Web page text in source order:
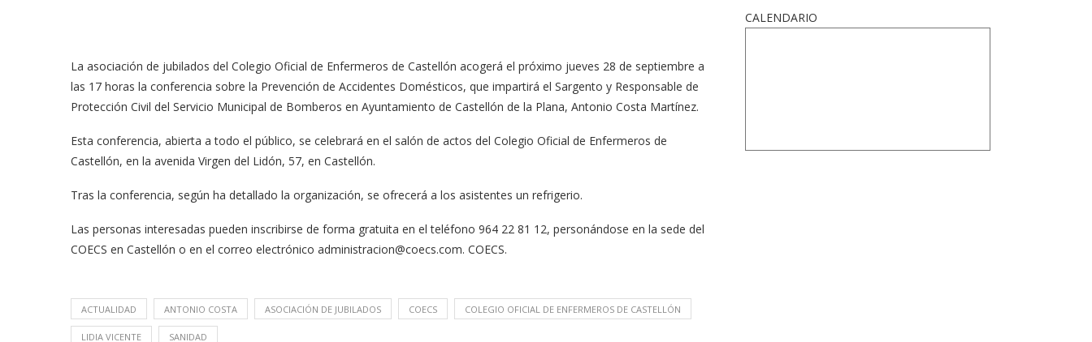
La asociación de jubilados del Colegio Oficial de Enfermeros de Castellón acogerá el próximo jueves 28 de septiembre a
las 17 horas la conferencia sobre la Prevención de Accidentes Domésticos, que impartirá el Sargento y Responsable de
Protección Civil del Servicio Municipal de Bomberos en Ayuntamiento de Castellón de la Plana, Antonio Costa Martínez.
Esta conferencia, abierta a todo el público, se celebrará en el salón de actos del Colegio Oficial de Enfermeros de
Castellón, en la avenida Virgen del Lidón, 57, en Castellón.
Tras la conferencia, según ha detallado la organización, se ofrecerá a los asistentes un refrigerio.
Las personas interesadas pueden inscribirse de forma gratuita en el teléfono 964 22 81 12, personándose en la sede del
COECS en Castellón o en el correo electrónico administracion@coecs.com. COECS.
ACTUALIDAD ANTONIO COSTA ASOCIACIÓN DE JUBILADOS COECS COLEGIO OFICIAL DE ENFERMEROS DE CASTELLÓN
LIDIA VICENTE SANIDAD
CALENDARIO